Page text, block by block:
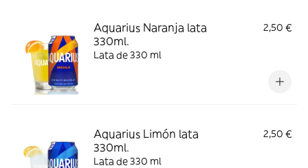
Aquarius Naranja lata
330ml.
2,50 €
Lata de 330 ml
Aquarius Limón lata
330ml.
2,50 €
Lata de 330 ml